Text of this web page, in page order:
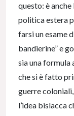
questo: è
politica estera
farsi un esame
bandierine” e
sia una formula
che si è fatto
guerre
l’idea bislacca